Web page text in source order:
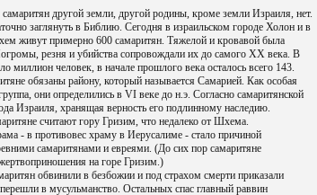
другой земли, другой родины, кроме земли Израиля, нет.
заглянуть в Библию. Сегодня в израильском городе Холон и в
живут примерно 600 самаритян. Тяжелой и кровавой была
резня и убийства сопровождали их до самого XX века. В
миллион человек, в начале прошлого века осталось всего 143.
обязаны району, который называется Самарией. Как особая
они определились в VI веке до н.э. Согласно самаритянской
Израиля, хранящая верность его подлинному наследию.
считают гору Гризим, что недалеко от Шхема.
- в противовес храму в Иерусалиме - стало причиной
самаритянами и евреями. (До сих пор самаритяне
на горе Гризим.)
обвинили в безбожии и под страхом смерти приказали
в мусульманство. Остальных спас главный раввин